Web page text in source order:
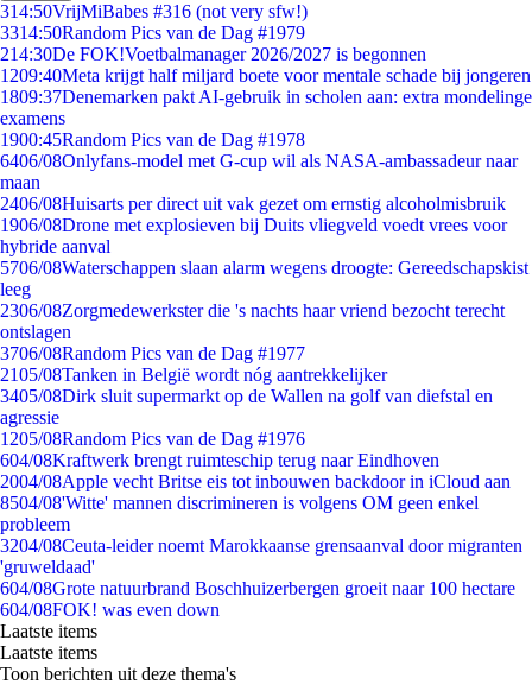
314:50VrijMiBabes #316 (not very sfw!)
3314:50Random Pics van de Dag #1979
214:30De FOK!Voetbalmanager 2026/2027 is begonnen
1209:40Meta krijgt half miljard boete voor mentale schade bij jongeren
1809:37Denemarken pakt AI-gebruik in scholen aan: extra mondelinge
examens
1900:45Random Pics van de Dag #1978
6406/08Onlyfans-model met G-cup wil als NASA-ambassadeur naar
maan
2406/08Huisarts per direct uit vak gezet om ernstig alcoholmisbruik
1906/08Drone met explosieven bij Duits vliegveld voedt vrees voor
hybride aanval
5706/08Waterschappen slaan alarm wegens droogte: Gereedschapskist
leeg
2306/08Zorgmedewerkster die 's nachts haar vriend bezocht terecht
ontslagen
3706/08Random Pics van de Dag #1977
2105/08Tanken in België wordt nóg aantrekkelijker
3405/08Dirk sluit supermarkt op de Wallen na golf van diefstal en
agressie
1205/08Random Pics van de Dag #1976
604/08Kraftwerk brengt ruimteschip terug naar Eindhoven
2004/08Apple vecht Britse eis tot inbouwen backdoor in iCloud aan
8504/08'Witte' mannen discrimineren is volgens OM geen enkel
probleem
3204/08Ceuta-leider noemt Marokkaanse grensaanval door migranten
'gruweldaad'
604/08Grote natuurbrand Boschhuizerbergen groeit naar 100 hectare
604/08FOK! was even down
Laatste items
Laatste items
Toon berichten uit deze thema's